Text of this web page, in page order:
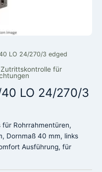
LO 24/270/3 edged
Zutrittskontrolle für
LO 24/270/3
für Rohrrahmentüren,
Dornmaß 40 mm, links
Ausführung, für